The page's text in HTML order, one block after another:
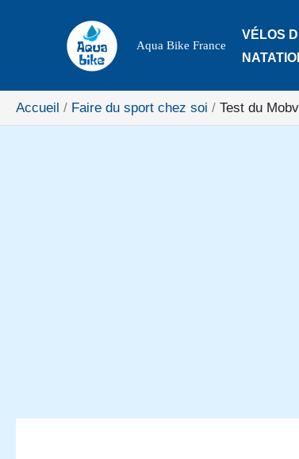
Aqua Bike France
VÉLOS
Accueil Faire du sport chez soi Test du